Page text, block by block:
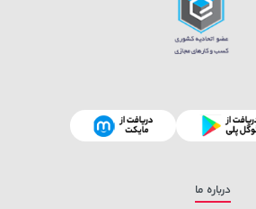
خرید 119,900 تومان
درباره ما